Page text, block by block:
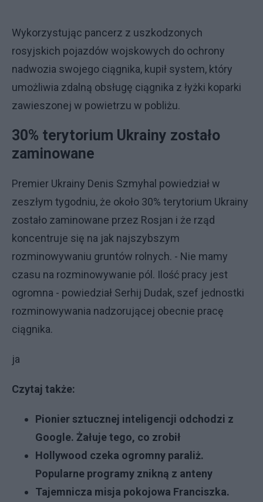
Wykorzystując pancerz z uszkodzonych
rosyjskich pojazdów wojskowych do ochrony
nadwozia swojego ciągnika, kupił system, który
umożliwia zdalną obsługę ciągnika z łyżki koparki
zawieszonej w powietrzu w pobliżu.
30% terytorium Ukrainy zostało
zaminowane
Premier Ukrainy Denis Szmyhal powiedział w
zeszłym tygodniu, że około 30% terytorium Ukrainy
zostało zaminowane przez Rosjan i że rząd
koncentruje się na jak najszybszym
rozminowywaniu gruntów rolnych. - Nie mamy
czasu na rozminowywanie pól. Ilość pracy jest
ogromna - powiedział Serhij Dudak, szef jednostki
rozminowywania nadzorującej obecnie pracę
ciągnika.
ja
Czytaj także:
Pionier sztucznej inteligencji odchodzi z
Google. Żałuje tego, co zrobił
Hollywood czeka ogromny paraliż.
Popularne programy znikną z anteny
Tajemnicza misja pokojowa Franciszka.